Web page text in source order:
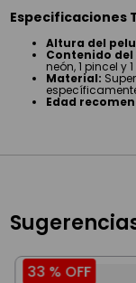
Especificaciones
Altura del
Contenido del
neón, 1 pincel y
Material:
Edad
33 % OFF